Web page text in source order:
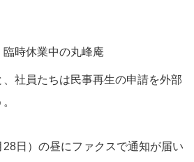
社員たちは民事再生の申請を外部
日）の昼にファクスで通知が届い